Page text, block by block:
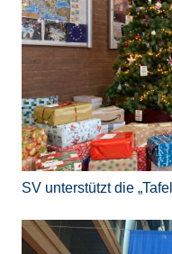
SV unterstützt die